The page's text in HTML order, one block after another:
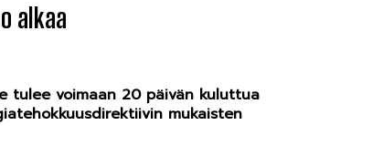
alkaa
tulee voimaan 20 päivän kuluttua
mukaisten